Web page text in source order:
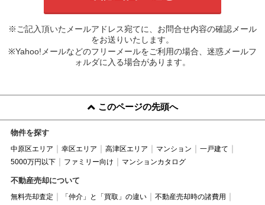
※ご記入頂いたメールアドレス宛てに、お問合せ内容の確認メール
をお送りいたします。
※Yahoo!メールなどのフリーメールをご利用の場合、迷惑メールフ
ォルダに入る場合があります。
このページの先頭へ
物件を探す
中原区エリア 幸区エリア 高津区エリア マンション
一戸建て
5000万円以下
ファミリー向け マンションカタログ
不動産売却について
無料売却査定 「仲介」と「買取」の違い
不動産売却時の諸費用